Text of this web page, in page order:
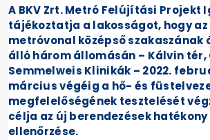
A BKV Zrt. Metró Felújítási Projekt
tájékoztatja a lakosságot, hogy az
metróvonal középső
álló három állomásán – Kálvin
Semmelweis Klinikák – 2022.
március végéig a hő- és
megfelelőségének tesztelését
célja az új berendezések
ellenőrzése.